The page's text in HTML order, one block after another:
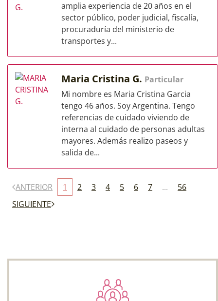
amplia experiencia de 20 años en el
sector público, poder judicial, fiscalía,
procuraduría del ministerio de
transportes y...
Maria Cristina G. Particular
Mi nombre es Maria Cristina Garcia
tengo 46 años. Soy Argentina. Tengo
referencias de cuidado viviendo de
interna al cuidado de personas adultas
mayores. Además realizo paseos y
salida de...
ANTERIOR 1 2 3 4 5 6 7 ...
56
SIGUIENTE